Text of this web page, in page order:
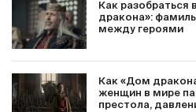
Как разобраться
дракона»:
между героями
Как «Дом
женщин в мире
престола,